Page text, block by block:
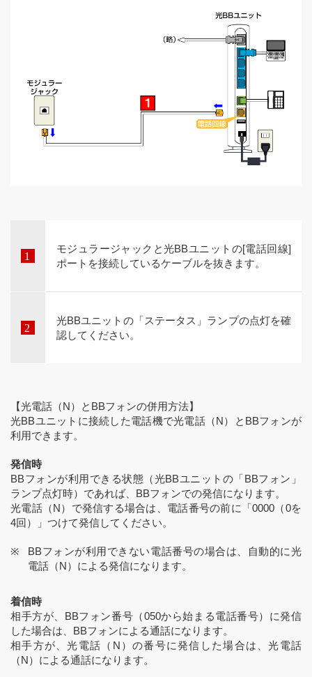
モジュラージャックと光BBユニットの[電話回線]
ポートを接続しているケーブルを抜きます。
光BBユニットの「ステータス」ランプの点灯を確
認してください。
【光電話（N）とBBフォンの併用方法】
光BBユニットに接続した電話機で光電話（N）とBBフォンが
利用できます。
発信時
BBフォンが利用できる状態（光BBユニットの「BBフォン」
ランプ点灯時）であれば、BBフォンでの発信になります。
光電話（N）で発信する場合は、電話番号の前に「0000（0を
4回）」つけて発信してください。
BBフォンが利用できない電話番号の場合は、自動的に光
電話（N）による発信になります。
着信時
相手方が、BBフォン番号（050から始まる電話番号）に発信
した場合は、BBフォンによる通話になります。
相手方が、光電話（N）の番号に発信した場合は、光電話
（N）による通話になります。